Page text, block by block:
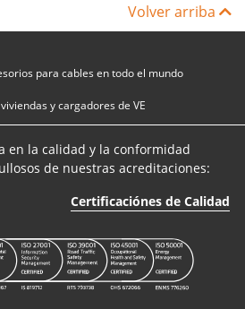
Volver arriba
para cables en todo el mundo
y cargadores de VE
en la calidad y la conformidad
de nuestras acreditaciones:
Certificaciónes de Calidad